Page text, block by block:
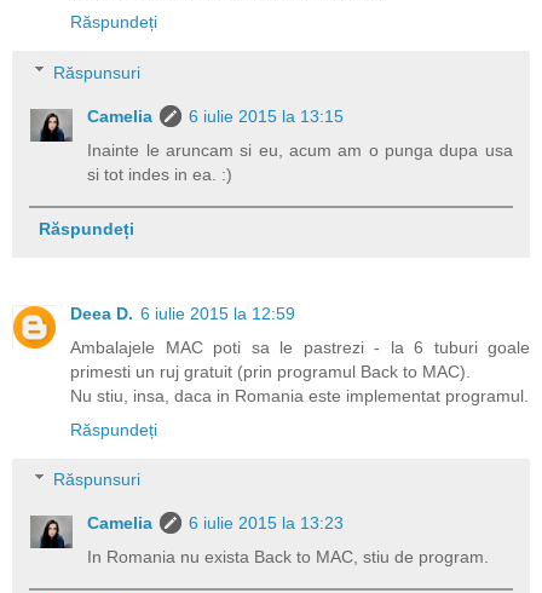
Răspundeți
Răspunsuri
Camelia
6 iulie 2015 la 13:15
Inainte le aruncam si eu, acum am o punga dupa usa
si tot indes in ea. :)
Răspundeți
Deea D. 6 iulie 2015 la 12:59
Ambalajele MAC poti sa le pastrezi - la 6 tuburi goale
primesti un ruj gratuit (prin programul Back to MAC).
Nu stiu, insa, daca in Romania este implementat programul.
Răspundeți
Răspunsuri
Camelia
6 iulie 2015 la 13:23
In Romania nu exista Back to MAC, stiu de program.